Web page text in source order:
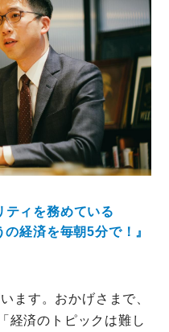
ィを務めている
経済を毎朝5分で！』
ます。おかげさまで、
経済のトピックは難し